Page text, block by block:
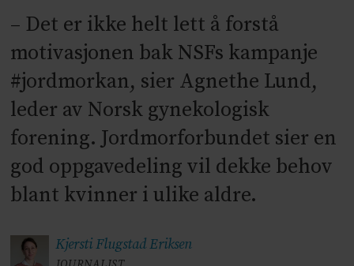
– Det er ikke helt lett å forstå
motivasjonen bak NSFs kampanje
#jordmorkan, sier Agnethe Lund,
leder av Norsk gynekologisk
forening. Jordmorforbundet sier en
god oppgavedeling vil dekke behov
blant kvinner i ulike aldre.
Kjersti FlugstadEriksen